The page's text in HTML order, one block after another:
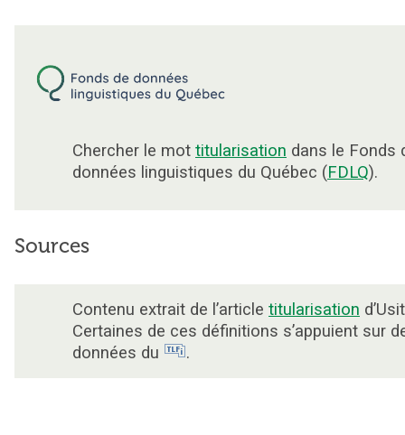
Chercher le mot titularisation dans le Fonds
données linguistiques du Québec (FDLQ).
Sources
Contenu extrait de l’article titularisation
Certaines de ces définitions s’appuient sur
données du
.